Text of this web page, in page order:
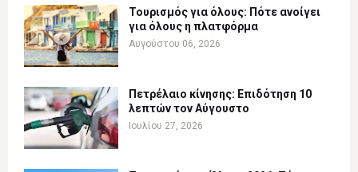
Τουρισμός για όλους: Πότε ανοίγει
για όλους η πλατφόρμα
Αυγούστου 06, 2026
Πετρέλαιο κίνησης: Επιδότηση 10
λεπτών τον Αύγουστο
Ιουλίου 27, 2026